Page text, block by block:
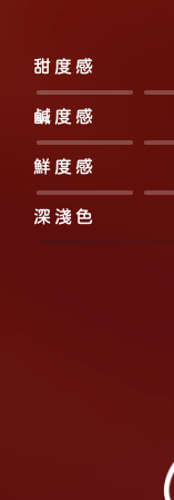
甜度感
鹹度感
鮮度感
深淺色